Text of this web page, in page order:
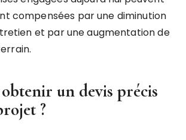
compensées par une diminution
et par une augmentation de
un devis précis
?